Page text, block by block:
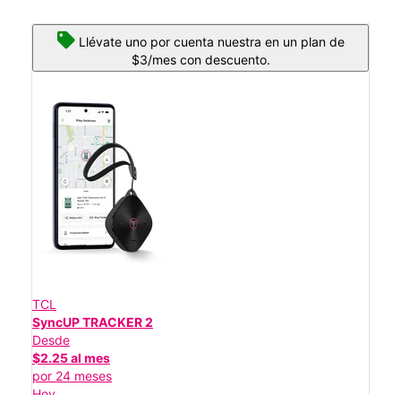
Llévate uno por cuenta nuestra en un plan de
$3/mes con descuento.
TCL
SyncUP TRACKER 2
Desde
$2.25 al mes
por 24 meses